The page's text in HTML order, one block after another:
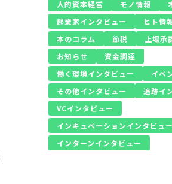
人的資本経営
モノ情報
起業家インタビュー
ヒト情
本のコラム
節税
上場承
お知らせ
資金調達
働く環境インタビュー
イベ
その他インタビュー
追跡イ
VCインタビュー
インキュベーションインタビュー
インターンインタビュー